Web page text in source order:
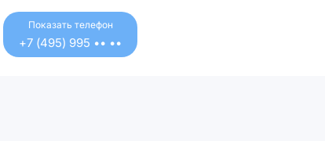
Также
спортивный
можно обучиться
Показать телефон
+7 (495) 995 •• ••